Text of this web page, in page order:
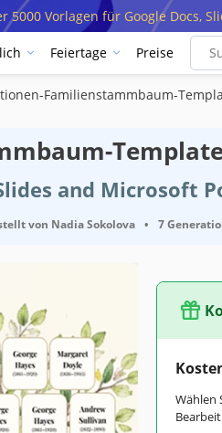
Vorlagen für Google Docs,
Feiertage Preise
Familienstammbaum-
and Microsoft
von Nadia Sokolova • 7
Wählen